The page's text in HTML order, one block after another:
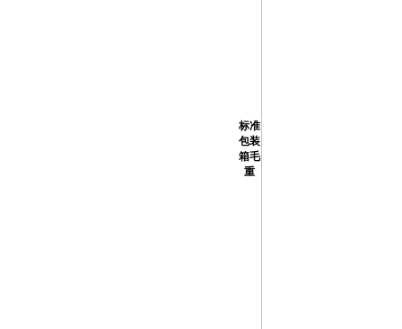
标准
包装
箱毛
重